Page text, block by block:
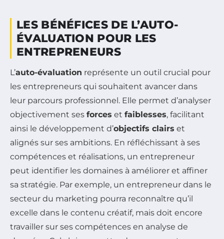
LES BÉNÉFICES DE L’AUTO-
ÉVALUATION POUR LES
ENTREPRENEURS
L’auto-évaluation représente un outil crucial pour
les entrepreneurs qui souhaitent avancer dans
leur parcours professionnel. Elle permet d’analyser
objectivement ses forces et faiblesses, facilitant
ainsi le développement d’objectifs clairs et
alignés sur ses ambitions. En réfléchissant à ses
compétences et réalisations, un entrepreneur
peut identifier les domaines à améliorer et affiner
sa stratégie. Par exemple, un entrepreneur dans le
secteur du marketing pourra reconnaître qu’il
excelle dans le contenu créatif, mais doit encore
travailler sur ses compétences en analyse de